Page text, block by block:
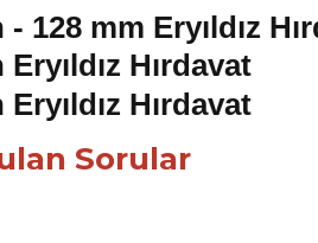
Sorular